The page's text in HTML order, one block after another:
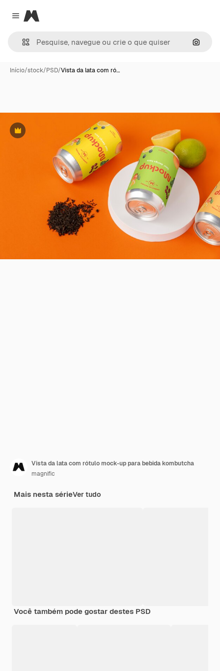
Close menu
Magnific
Início/stock/PSD/Vista da lata com ró…
Premium
Vista da lata com rótulo mock-up para bebida kombutcha
magnific
Mais nesta sérieVer tudo
Você também pode gostar destes PSD